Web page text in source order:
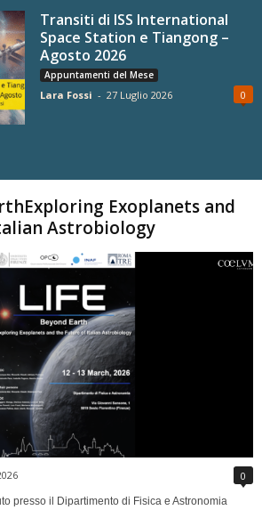
Transiti di ISS International
Space Station e Tiangong –
Agosto 2026
Appuntamenti del Mese
Lara Fossi - 27 Luglio 2026 0
Exoplanets and
Astrobiology
0
presso il Dipartimento di Fisica e Astronomia